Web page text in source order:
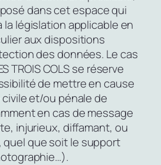
dans cet espace qui
législation applicable en
aux dispositions
des données. Le cas
TROIS COLS se réserve
de mettre en cause
et/ou pénale de
en cas de message
injurieux, diffamant, ou
que soit le support